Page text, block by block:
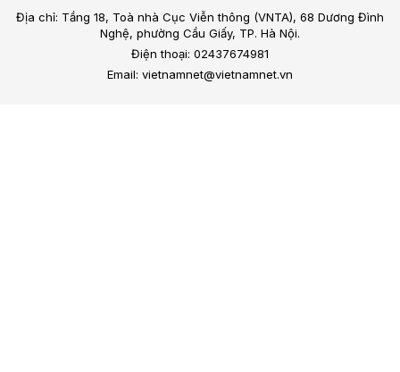
Địa chỉ: Tầng 18, Toà nhà Cục Viễn thông (VNTA), 68 Dương Đình
Nghệ, phường Cầu Giấy, TP. Hà Nội.
Điện thoại: 02437674981
Email: vietnamnet@vietnamnet.vn